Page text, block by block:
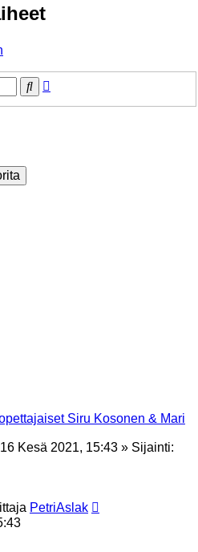
Etsi
Siru Kosonen & Mari
16 Kesä 2021, 15:43 » Sijainti:
PetriAslak